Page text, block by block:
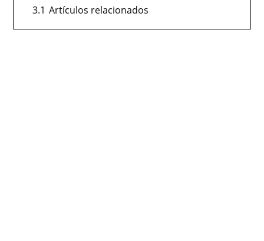
3.1 Artículos relacionados